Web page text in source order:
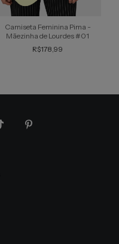
Camiseta Feminina Pima -
Mãezinha de Lourdes #01
R$178,99